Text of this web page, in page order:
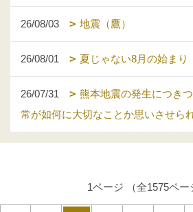
26/08/03 地震（鷹）
26/08/01 夏じゃない8月の始まり
26/07/31
熊本地震の発生につき
常が如何に大切なことか思いさせられ
1ページ （全1575ペー